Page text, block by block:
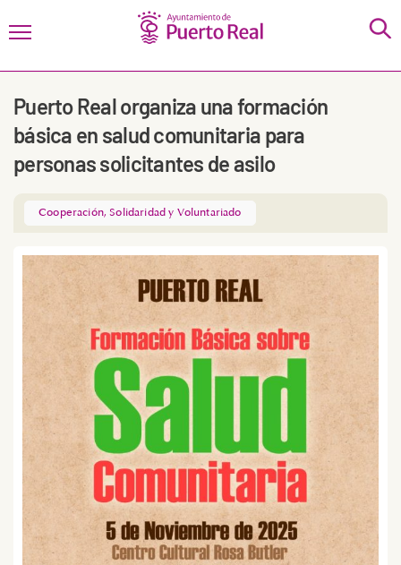
Puerto Real organiza una formación
básica en salud comunitaria para
personas solicitantes de asilo
Cooperación, Solidaridad y Voluntariado